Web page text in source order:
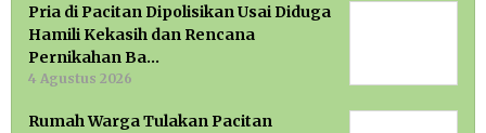
Pria di Pacitan Dipolisikan Usai Diduga
Hamili Kekasih dan Rencana
Pernikahan Ba…
4 Agustus 2026
Rumah Warga Tulakan Pacitan